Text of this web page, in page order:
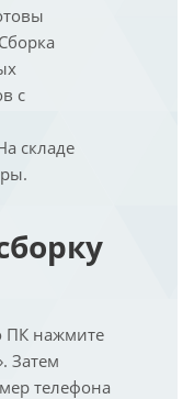
с
складе
ПК нажмите
Затем
телефона